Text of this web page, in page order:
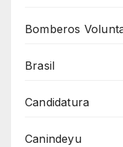
Bomberos
Brasil
Candidatura
Canindeyu